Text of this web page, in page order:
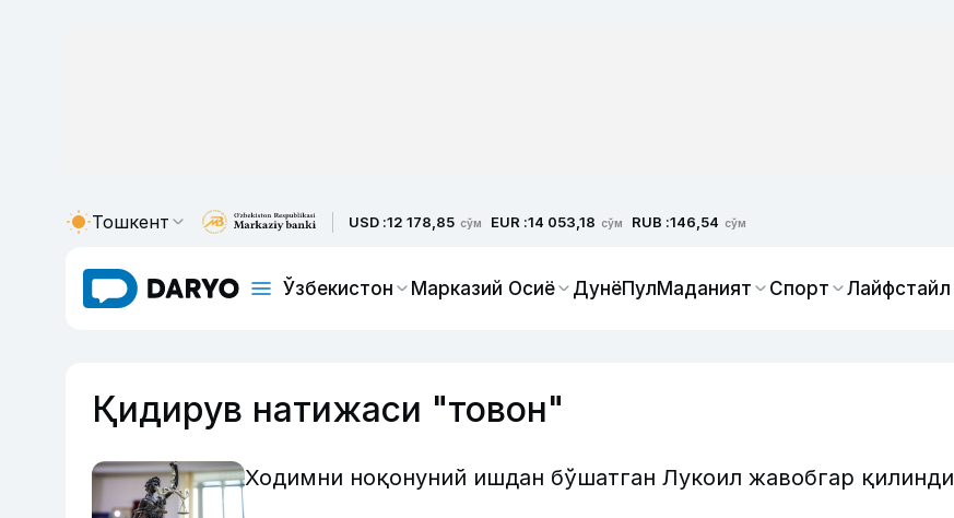
Тошкент USD :12 178,85 сўм EUR :14 053,18 сўм RUB :146,54 сўм
Ўзбекистон Марказий Осиё ДунёПулМаданият Спорт Лайфстайл
Қидирув натижаси "товон"
Ходимни ноқонуний ишдан бўшатган Лукоил жавобгар қилинди